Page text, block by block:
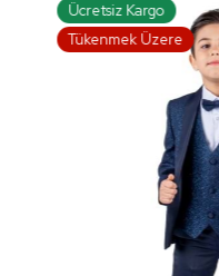
Ücretsiz Kargo
Tükenmek Üzere